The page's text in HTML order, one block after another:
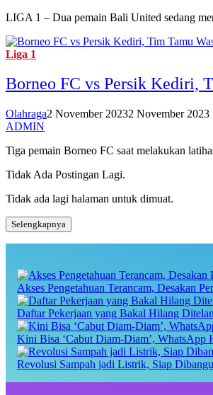
LIGA 1 – Dua pemain Bali United sedang
Liga 1
Borneo FC vs Persik Kediri,
Olahraga2 November 20232 November 2023
ADMIN
Tiga pemain Borneo FC saat melakukan
Tidak Ada Postingan Lagi.
Tidak ada lagi halaman untuk dimuat.
Selengkapnya
Akses Pengetahuan Terancam, Desakan
Daftar Pekerjaan yang Bakal Hilang
Kini Bisa ‘Cabut Diam-Diam’, WhatsApp
Revolusi Sampah jadi Listrik, Siap